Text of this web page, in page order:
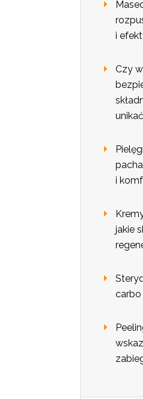
i
Czy
unikać
i
jakie
carbo